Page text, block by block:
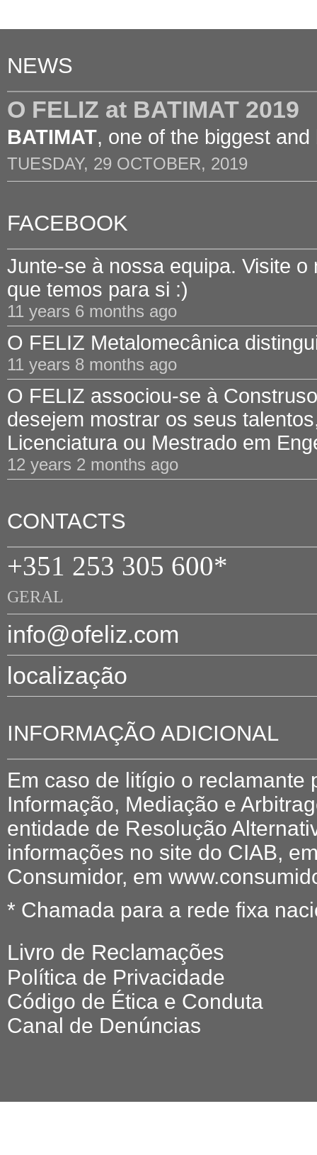
NEWS
O FELIZ at BATIMAT 2019
BATIMAT, one of the biggest and
TUESDAY, 29 OCTOBER, 2019
FACEBOOK
Junte-se à nossa equipa. Visite
que temos para si :)
11 years 6 months ago
O FELIZ Metalomecânica
11 years 8 months ago
O FELIZ associou-se à
desejem mostrar os seus
Licenciatura ou Mestrado em
12 years 2 months ago
CONTACTS
+351 253 305 600*
GERAL
info@ofeliz.com
localização
INFORMAÇÃO ADICIONAL
Em caso de litígio o reclamante
Informação, Mediação e
entidade de Resolução
informações no site do CIAB,
Consumidor, em
* Chamada para a rede fixa
Livro de Reclamações
Política de Privacidade
Código de Ética e Conduta
Canal de Denúncias